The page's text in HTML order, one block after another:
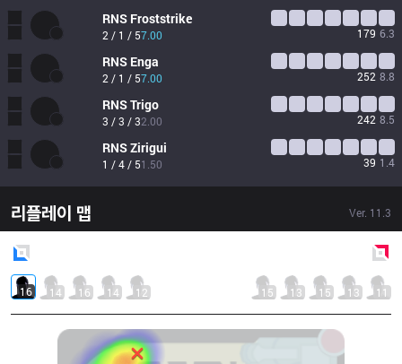
RNS Froststrike
2 / 1 / 57.00 179 6.3
RNS Enga
2 / 1 / 57.00 252 8.8
RNSTrigo
3 / 3 / 32.00 242 8.5
RNSZirigui
1 / 4 / 51.50 39 1.4
리플레이 맵 Ver. 11.3
16 14 16 14 12 15 13 15 13 11